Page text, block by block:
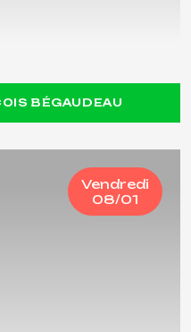
BÉGAUDEAU
Vendredi
08/01